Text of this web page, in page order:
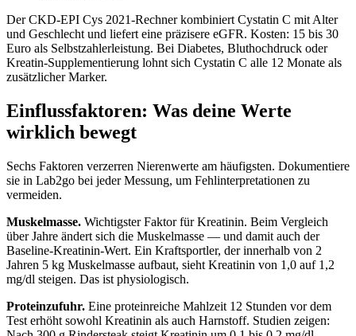
Der CKD-EPI Cys 2021-Rechner kombiniert Cystatin C mit Alter
und Geschlecht und liefert eine präzisere eGFR. Kosten: 15 bis 30
Euro als Selbstzahlerleistung. Bei Diabetes, Bluthochdruck oder
Kreatin-Supplementierung lohnt sich Cystatin C alle 12 Monate als
zusätzlicher Marker.
Einflussfaktoren: Was deine Werte
wirklich bewegt
Sechs Faktoren verzerren Nierenwerte am häufigsten. Dokumentiere
sie in Lab2go bei jeder Messung, um Fehlinterpretationen zu
vermeiden.
Muskelmasse. Wichtigster Faktor für Kreatinin. Beim Vergleich
über Jahre ändert sich die Muskelmasse — und damit auch der
Baseline-Kreatinin-Wert. Ein Kraftsportler, der innerhalb von 2
Jahren 5 kg Muskelmasse aufbaut, sieht Kreatinin von 1,0 auf 1,2
mg/dl steigen. Das ist physiologisch.
Proteinzufuhr. Eine proteinreiche Mahlzeit 12 Stunden vor dem
Test erhöht sowohl Kreatinin als auch Harnstoff. Studien zeigen: